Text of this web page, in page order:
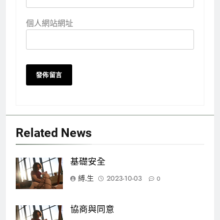
個人網站網址
Related News
基礎安全
縛.生
2023-10-03 0
協商與同意